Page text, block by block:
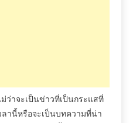
ว่าจะเป็นข่าวที่เป็นกระแสที่
านี้หรือจะเป็นบทความที่น่า